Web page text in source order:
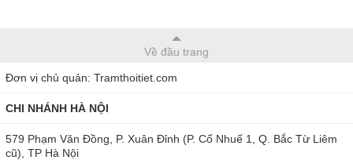
Về đầu trang
Đơn vị chủ quản: Tramthoitiet.com
CHI NHÁNH HÀ NỘI
579 Phạm Văn Đồng, P. Xuân Đỉnh (P. Cổ Nhuế 1, Q. Bắc Từ Liêm
cũ), TP Hà Nội